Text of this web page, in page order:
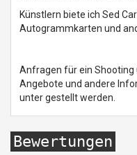
Künstlern biete ich Sed
Autogrammkarten und
Anfragen für ein Shooting
Angebote und andere
unter gestellt werden.
Bewertungen